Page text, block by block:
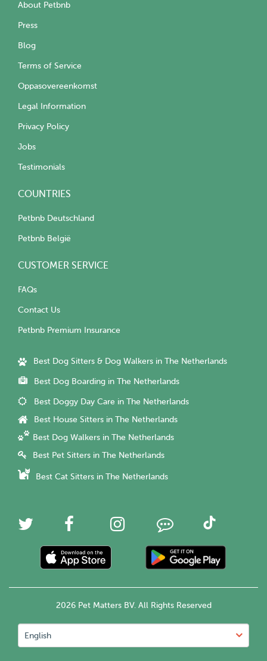
About Petbnb
Press
Blog
Terms of Service
Oppasovereenkomst
Legal Information
Privacy Policy
Jobs
Testimonials
COUNTRIES
Petbnb Deutschland
Petbnb België
CUSTOMER SERVICE
FAQs
Contact Us
Petbnb Premium Insurance
Best Dog Sitters & Dog Walkers in The Netherlands
Best Dog Boarding in The Netherlands
Best Doggy Day Care in The Netherlands
Best House Sitters in The Netherlands
Best Dog Walkers in The Netherlands
Best Pet Sitters in The Netherlands
Best Cat Sitters in The Netherlands
2026 Pet Matters BV. All Rights Reserved
English